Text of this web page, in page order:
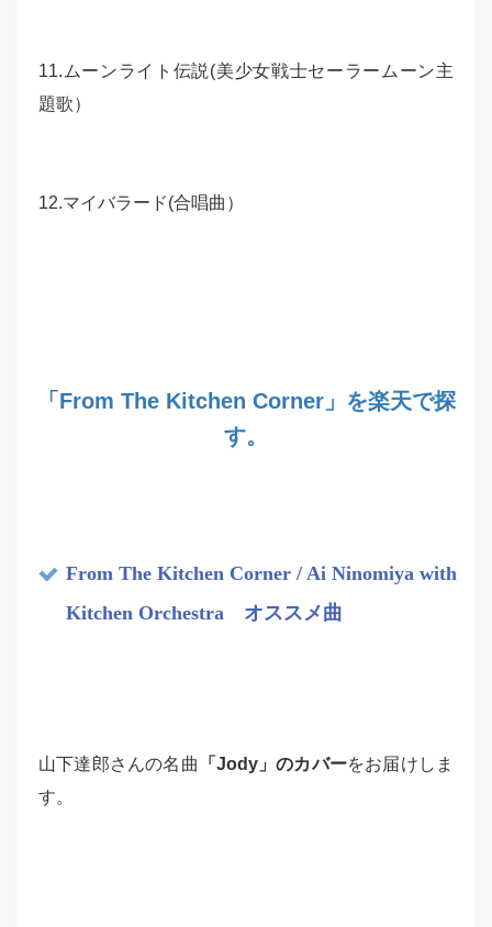
11.ムーンライト伝説(美少女戦士セーラームーン主
題歌）
12.マイバラード(合唱曲）
「From The Kitchen Corner」を楽天で探
す。
From The Kitchen Corner / Ai Ninomiya with
Kitchen Orchestra オススメ曲
山下達郎さんの名曲 「Jody」のカバーをお届けしま
す。